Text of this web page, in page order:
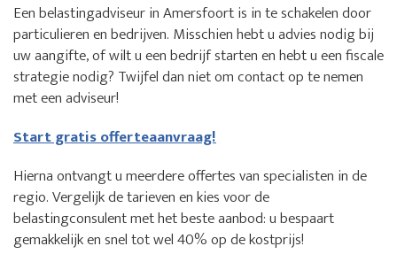
Een belastingadviseur in Amersfoort is in te schakelen door
particulieren en bedrijven. Misschien hebt u advies nodig bij
uw aangifte, of wilt u een bedrijf starten en hebt u een fiscale
strategie nodig? Twijfel dan niet om contact op te nemen
met een adviseur!
Start gratis offerteaanvraag!
Hierna ontvangt u meerdere offertes van specialisten in de
regio. Vergelijk de tarieven en kies voor de
belastingconsulent met het beste aanbod: u bespaart
gemakkelijk en snel tot wel 40% op de kostprijs!